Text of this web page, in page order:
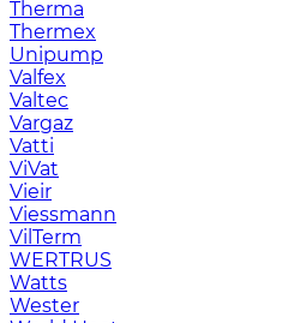
Therma
Thermex
Unipump
Valfex
Valtec
Vargaz
Vatti
ViVat
Vieir
Viessmann
VilTerm
WERTRUS
Watts
Wester